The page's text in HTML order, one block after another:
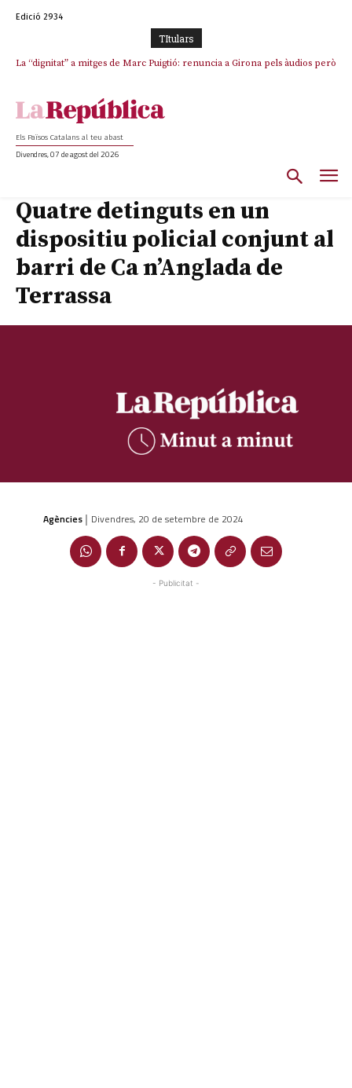
Edició 2934
TItulars
La “dignitat” a mitges de Marc Puigtió: renuncia a Girona pels àudios però
Junts exigeix que Catalunya quedi “fora” del repartiment dels menors
Els Països Catalans al teu abast
Divendres, 07 de agost del 2026
Quatre detinguts en un
dispositiu policial conjunt al
barri de Ca n’Anglada de
Terrassa
Agències | Divendres, 20 de setembre de 2024
- Publicitat -